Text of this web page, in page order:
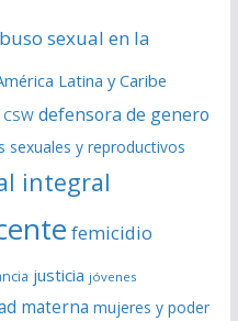
sexual en la
Latina y Caribe
CSW defensora de genero
sexuales y reproductivos
integral
femicidio
justicia jóvenes
materna mujeres y poder